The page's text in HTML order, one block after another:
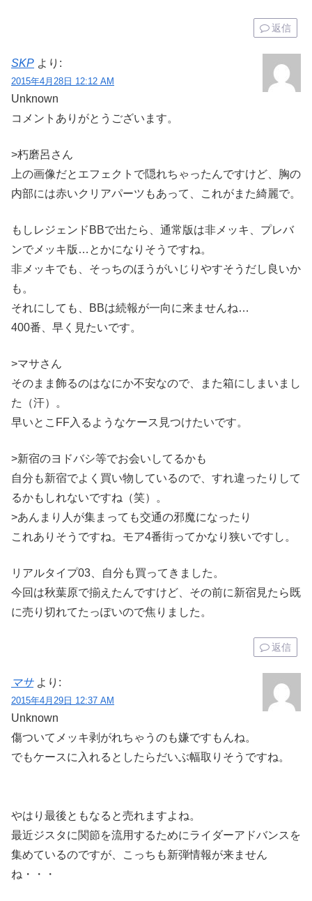
返信
SKP より:
2015年4月28日 12:12 AM
Unknown
コメントありがとうございます。
>朽磨呂さん
上の画像だとエフェクトで隠れちゃったんですけど、胸の
内部には赤いクリアパーツもあって、これがまた綺麗で。
もしレジェンドBBで出たら、通常版は非メッキ、プレバ
ンでメッキ版…とかになりそうですね。
非メッキでも、そっちのほうがいじりやすそうだし良いか
も。
それにしても、BBは続報が一向に来ませんね…
400番、早く見たいです。
>マサさん
そのまま飾るのはなにか不安なので、また箱にしまいまし
た（汗）。
早いとこFF入るようなケース見つけたいです。
>新宿のヨドバシ等でお会いしてるかも
自分も新宿でよく買い物しているので、すれ違ったりして
るかもしれないですね（笑）。
>あんまり人が集まっても交通の邪魔になったり
これありそうですね。モア4番街ってかなり狭いですし。
リアルタイプ03、自分も買ってきました。
今回は秋葉原で揃えたんですけど、その前に新宿見たら既
に売り切れてたっぽいので焦りました。
返信
マサ より:
2015年4月29日 12:37 AM
Unknown
傷ついてメッキ剥がれちゃうのも嫌ですもんね。
でもケースに入れるとしたらだいぶ幅取りそうですね。
やはり最後ともなると売れますよね。
最近ジスタに関節を流用するためにライダーアドバンスを
集めているのですが、こっちも新弾情報が来ません
ね・・・